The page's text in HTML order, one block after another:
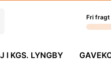
Fri fragt
I KGS. LYNGBY